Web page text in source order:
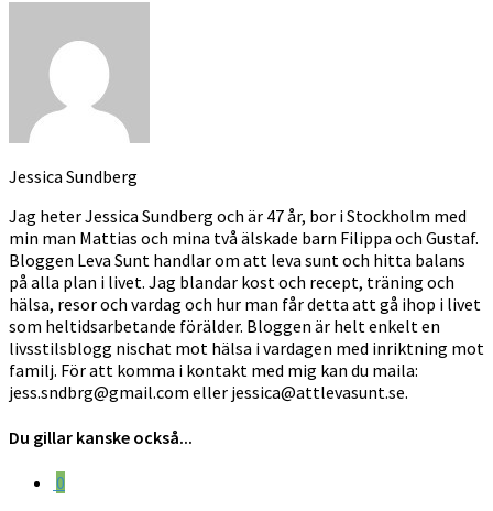
Jessica Sundberg
Jag heter Jessica Sundberg och är 47 år, bor i Stockholm med
min man Mattias och mina två älskade barn Filippa och Gustaf.
Bloggen Leva Sunt handlar om att leva sunt och hitta balans
på alla plan i livet. Jag blandar kost och recept, träning och
hälsa, resor och vardag och hur man får detta att gå ihop i livet
som heltidsarbetande förälder. Bloggen är helt enkelt en
livsstilsblogg nischat mot hälsa i vardagen med inriktning mot
familj. För att komma i kontakt med mig kan du maila:
jess.sndbrg@gmail.com eller jessica@attlevasunt.se.
Du gillar kanske också...
0